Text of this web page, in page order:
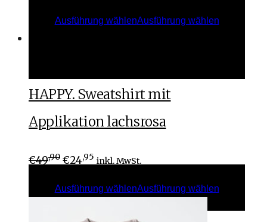
Ausführung wählenAusführung wählen
HAPPY. Sweatshirt mit
Applikation lachsrosa
€49,90 €24,95 inkl. MwSt.
Ausführung wählenAusführung wählen